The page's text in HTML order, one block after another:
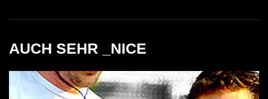
AUCH SEHR _NICE